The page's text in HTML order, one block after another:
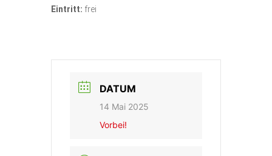
Eintritt: frei
DATUM
14 Mai 2025
Vorbei!